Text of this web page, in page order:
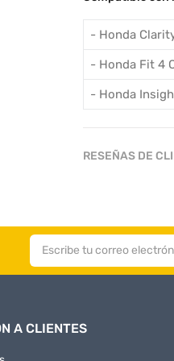
- Honda
- Honda Fit 4
- Honda
RESEÑAS DE
A CLIENTES